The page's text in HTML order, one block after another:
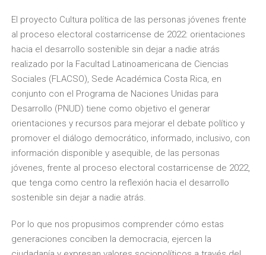
El proyecto Cultura política de las personas jóvenes frente
al proceso electoral costarricense de 2022: orientaciones
hacia el desarrollo sostenible sin dejar a nadie atrás
realizado por la Facultad Latinoamericana de Ciencias
Sociales (FLACSO), Sede Académica Costa Rica, en
conjunto con el Programa de Naciones Unidas para
Desarrollo (PNUD) tiene como objetivo el generar
orientaciones y recursos para mejorar el debate político y
promover el diálogo democrático, informado, inclusivo, con
información disponible y asequible, de las personas
jóvenes, frente al proceso electoral costarricense de 2022,
que tenga como centro la reflexión hacia el desarrollo
sostenible sin dejar a nadie atrás.
Por lo que nos propusimos comprender cómo estas
generaciones conciben la democracia, ejercen la